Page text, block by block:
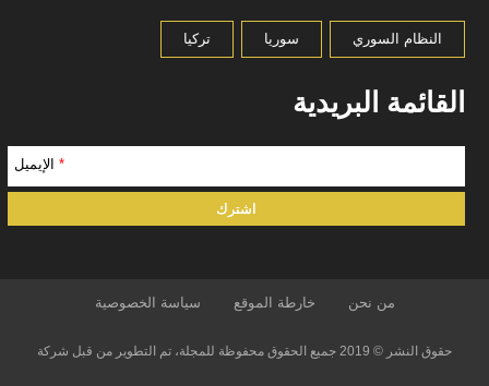
النظام السوري سوريا تركيا
القائمة البريدية
* الإيميل
من نحن خارطة الموقع سياسة الخصوصية
حقوق النشر © 2019 جميع الحقوق محفوظة للمجلة، تم التطوير من قبل شركة